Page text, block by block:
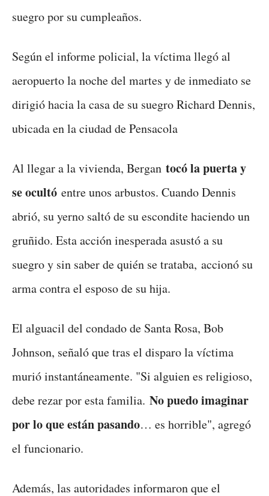
suegro por su cumpleaños.
Según el informe policial, la víctima llegó al
aeropuerto la noche del martes y de inmediato se
dirigió hacia la casa de su suegro Richard Dennis,
ubicada en la ciudad de Pensacola
Al llegar a la vivienda, Bergan tocó la puerta y
se ocultó entre unos arbustos. Cuando Dennis
abrió, su yerno saltó de su escondite haciendo un
gruñido. Esta acción inesperada asustó a su
suegro y sin saber de quién se trataba, accionó su
arma contra el esposo de su hija.
El alguacil del condado de Santa Rosa, Bob
Johnson, señaló que tras el disparo la víctima
murió instantáneamente. "Si alguien es religioso,
debe rezar por esta familia. No puedo imaginar
por lo que están pasando… es horrible", agregó
el funcionario.
Además, las autoridades informaron que el